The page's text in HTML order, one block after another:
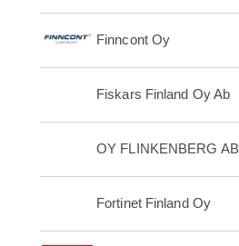
Finncont Oy
Fiskars Finland Oy Ab
OY FLINKENBERG AB
Fortinet Finland Oy